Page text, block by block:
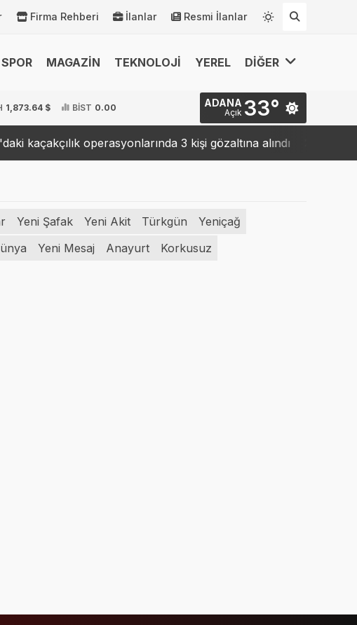
Firma Rehberi İlanlar Resmi İlanlar
SPOR MAGAZİN TEKNOLOJİ YEREL DİĞER
1,873.64 $ BİST 0.00 ADANA
Açık 33°
operasyonlarında 3 kişi gözaltına alındı 23:16
Yeni Şafak Yeni Akit Türkgün
Yeniçağ
Yeni Mesaj Anayurt
Korkusuz